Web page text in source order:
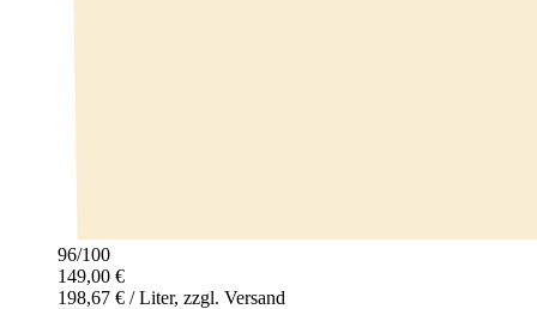
96/100
149,00 €
198,67 € / Liter, zzgl. Versand